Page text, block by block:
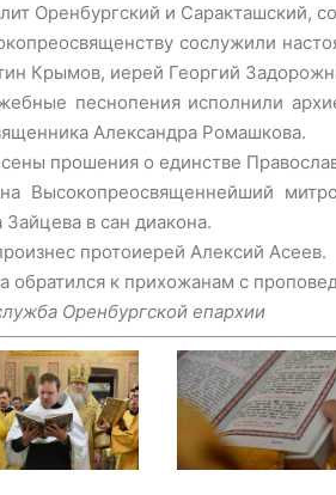
Оренбургский и Саракташский,
сослужили
Крымов, иерей Георгий
песнопения исполнили
Александра Ромашкова.
прошения о единстве
Высокопреосвященнейший
в сан диакона.
протоиерей Алексий Асеев.
обратился к прихожанам с
Оренбургской епархии